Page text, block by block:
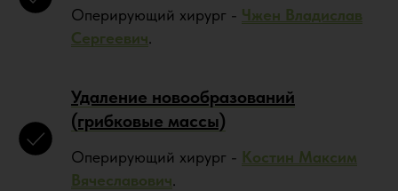
Оперирующий хирург - Чжен Владислав
Сергеевич.
Удаление новообразований
(грибковые массы)
Оперирующий хирург - Костин Максим
Вячеславович.